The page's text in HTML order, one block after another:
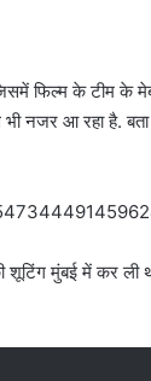
फिल्म के टीम के
नजर आ रहा है.
शूटिंग मुंबई में कर